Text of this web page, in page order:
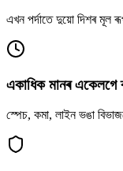
এখন পৰ্দাতে দুয়ো দিশৰ মূল
একাধিক মানৰ একেলগে
স্পেচ, কমা, লাইন ভঙা